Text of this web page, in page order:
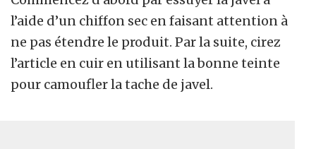
l’aide d’un chiffon sec en faisant attention à
ne pas étendre le produit. Par la suite, cirez
l’article en cuir en utilisant la bonne teinte
pour camoufler la tache de javel.